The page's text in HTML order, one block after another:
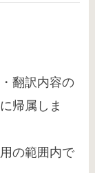
翻訳内容の
帰属しま
の範囲内で